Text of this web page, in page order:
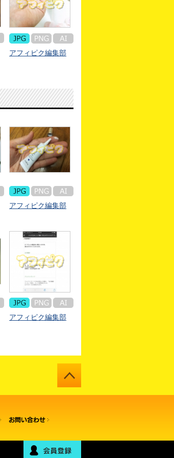
アフィピク編集部
アフィピク編集部
アフィピク編集部